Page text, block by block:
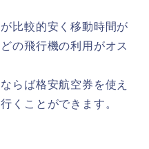
比較的安く移動時間が
の飛行機の利用がオス
らば格安航空券を使え
くことができます。